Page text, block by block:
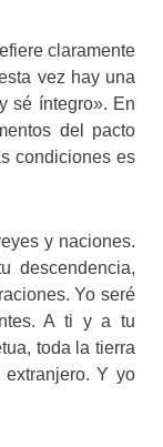
claramente
vez hay una
sé íntegro». En
del pacto
condiciones es
y naciones.
descendencia,
Yo seré
A ti y a tu
toda la tierra
Y yo